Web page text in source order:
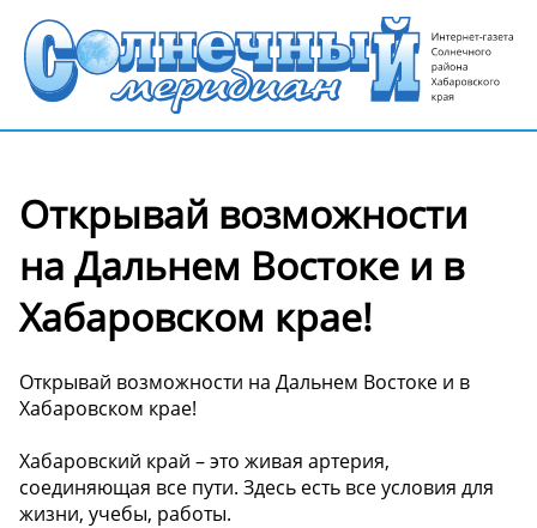
Открывай возможности
на Дальнем Востоке и в
Хабаровском крае!
Открывай возможности на Дальнем Востоке и в
Хабаровском крае!
Хабаровский край – это живая артерия,
соединяющая все пути. Здесь есть все условия для
жизни, учебы, работы.